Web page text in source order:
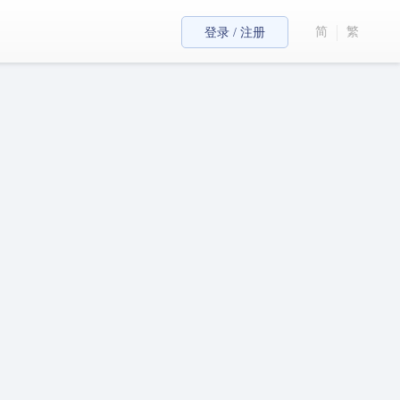
登录 / 注册 简 繁